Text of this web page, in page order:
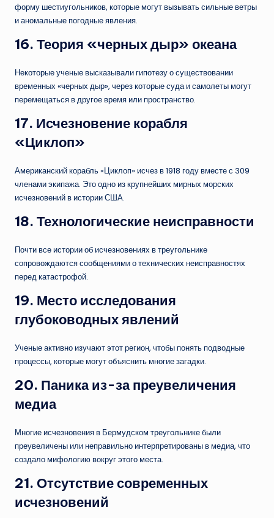
форму шестиугольников, которые могут вызывать сильные ветры
и аномальные погодные явления.
16. Теория «черных дыр» океана
Некоторые ученые высказывали гипотезу о существовании
временных «черных дыр», через которые суда и самолеты могут
перемещаться в другое время или пространство.
17. Исчезновение корабля
«Циклоп»
Американский корабль «Циклоп» исчез в 1918 году вместе с 309
членами экипажа. Это одно из крупнейших мирных морских
исчезновений в истории США.
18. Технологические неисправности
Почти все истории об исчезновениях в треугольнике
сопровождаются сообщениями о технических неисправностях
перед катастрофой.
19. Место исследования
глубоководных явлений
Ученые активно изучают этот регион, чтобы понять подводные
процессы, которые могут объяснить многие загадки.
20. Паника из-за преувеличения
медиа
Многие исчезновения в Бермудском треугольнике были
преувеличены или неправильно интерпретированы в медиа, что
создало мифологию вокруг этого места.
21. Отсутствие современных
исчезновений